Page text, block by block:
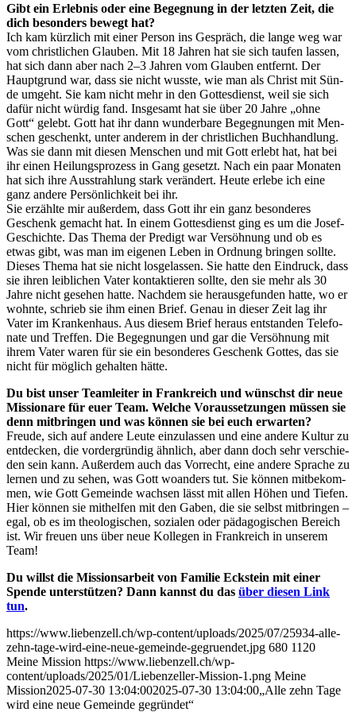
Gibt ein Erleb­nis oder eine Begeg­nung in der letz­ten Zeit, die
dich beson­ders bewegt hat?
Ich kam kürz­lich mit einer Per­son ins Gespräch, die lan­ge weg war
vom christ­li­chen Glau­ben. Mit 18 Jah­ren hat sie sich tau­fen las­sen,
hat sich dann aber nach 2–3 Jah­ren vom Glau­ben ent­fernt. Der
Haupt­grund war, dass sie nicht wuss­te, wie man als Christ mit Sün­
de umgeht. Sie kam nicht mehr in den Got­tes­dienst, weil sie sich
dafür nicht wür­dig fand. Ins­ge­samt hat sie über 20 Jah­re „ohne
Gott“ gelebt. Gott hat ihr dann wun­der­ba­re Begeg­nun­gen mit Men­
schen geschenkt, unter ande­rem in der christ­li­chen Buch­hand­lung.
Was sie dann mit die­sen Men­schen und mit Gott erlebt hat, hat bei
ihr einen Hei­lungs­pro­zess in Gang gesetzt. Nach ein paar Mona­ten
hat sich ihre Aus­strah­lung stark ver­än­dert. Heu­te erle­be ich eine
ganz ande­re Per­sön­lich­keit bei ihr.
Sie erzähl­te mir außer­dem, dass Gott ihr ein ganz beson­de­res
Geschenk gemacht hat. In einem Got­tes­dienst ging es um die Josef-
Geschich­te. Das The­ma der Pre­digt war Ver­söh­nung und ob es
etwas gibt, was man im eige­nen Leben in Ord­nung brin­gen soll­te.
Die­ses The­ma hat sie nicht los­ge­las­sen. Sie hat­te den Ein­druck, dass
sie ihren leib­li­chen Vater kon­tak­tie­ren soll­te, den sie mehr als 30
Jah­re nicht gese­hen hat­te. Nach­dem sie her­aus­ge­fun­den hat­te, wo er
wohn­te, schrieb sie ihm einen Brief. Genau in die­ser Zeit lag ihr
Vater im Kran­ken­haus. Aus die­sem Brief her­aus ent­stan­den Tele­fo­
na­te und Tref­fen. Die Begeg­nun­gen und gar die Ver­söh­nung mit
ihrem Vater waren für sie ein beson­de­res Geschenk Got­tes, das sie
nicht für mög­lich gehal­ten hätte.
Du bist unser Team­lei­ter in Frank­reich und wünschst dir neue
Mis­sio­na­re für euer Team. Wel­che Vor­aus­set­zun­gen müs­sen sie
denn mit­brin­gen und was kön­nen sie bei euch erwarten?
Freu­de, sich auf ande­re Leu­te ein­zu­las­sen und eine ande­re Kul­tur zu
ent­de­cken, die vor­der­grün­dig ähn­lich, aber dann doch sehr ver­schie­
den sein kann. Außer­dem auch das Vor­recht, eine ande­re Spra­che zu
ler­nen und zu sehen, was Gott woan­ders tut. Sie kön­nen mit­be­kom­
men, wie Gott Gemein­de wach­sen lässt mit allen Höhen und Tie­fen.
Hier kön­nen sie mit­hel­fen mit den Gaben, die sie selbst mit­brin­gen –
egal, ob es im theo­lo­gi­schen, sozia­len oder päd­ago­gi­schen Bereich
ist. Wir freu­en uns über neue Kol­le­gen in Frank­reich in unse­rem
Team!
Du willst die Mis­si­ons­ar­beit von Fami­lie Eck­stein mit einer
Spen­de unter­stüt­zen? Dann kannst du das über die­sen Link
tun.
https://www.liebenzell.ch/wp-content/uploads/2025/07/25934-alle-
zehn-tage-wird-eine-neue-gemeinde-gegruendet.jpg 680 1120
Meine Mission https://www.liebenzell.ch/wp-
content/uploads/2025/01/Liebenzeller-Mission-1.png Meine
Mission2025-07-30 13:04:002025-07-30 13:04:00„Alle zehn Tage
wird eine neue Gemeinde gegründet“